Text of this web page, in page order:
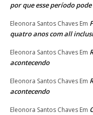
por que esse período
Eleonora Santos Chaves Em
quatro anos com all
Eleonora Santos Chaves Em
acontecendo
Eleonora Santos Chaves Em
acontecendo
Eleonora Santos Chaves Em